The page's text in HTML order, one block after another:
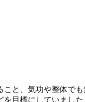
と、気功や整体で
目標にしていました